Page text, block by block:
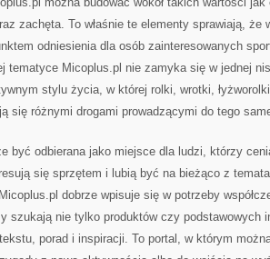
zachęta. To właśnie te elementy sprawiają, że
odniesienia dla osób zainteresowanych
tematyce Micoplus.pl nie zamyka się w jednej
stylu życia, w której rolki, wrotki,
się różnymi drogami prowadzącymi do tego
być odbierana jako miejsce dla ludzi, którzy
się sprzętem i lubią być na bieżąco z
dobrze wpisuje się w potrzeby
szukają nie tylko produktów czy podstawowych
porad i inspiracji. To portal, w którym